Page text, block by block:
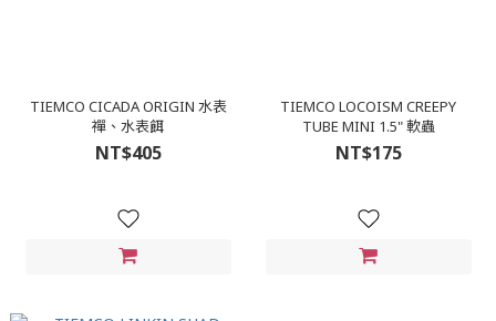
TIEMCO CICADA ORIGIN 水表
禪、水表餌
NT$405
TIEMCO LOCOISM CREEPY
TUBE MINI 1.5" 軟蟲
NT$175